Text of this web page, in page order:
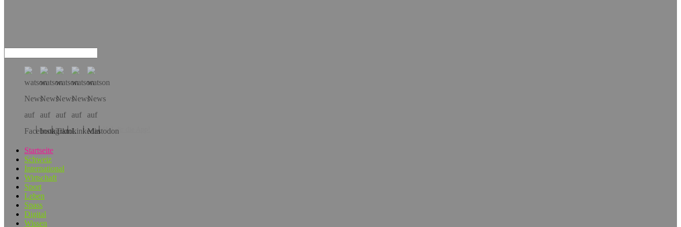
Hol dir die App!
Startseite
Schweiz
International
Wirtschaft
Sport
Leben
Spass
Digital
Wissen